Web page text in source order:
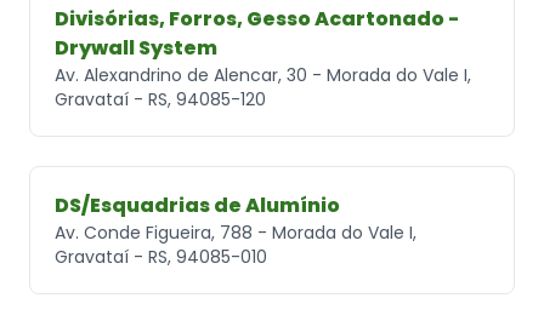
Divisórias, Forros, Gesso Acartonado -
Drywall System
Av. Alexandrino de Alencar, 30 - Morada do Vale I,
Gravataí - RS, 94085-120
DS/Esquadrias de Alumínio
Av. Conde Figueira, 788 - Morada do Vale I,
Gravataí - RS, 94085-010